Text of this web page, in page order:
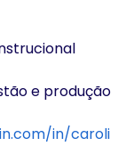
e produção
in/caroli